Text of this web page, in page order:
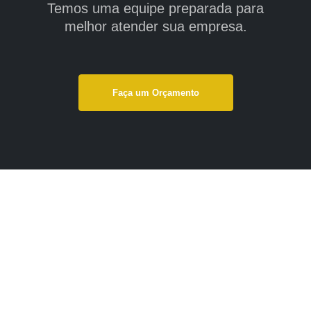
Temos uma equipe preparada para
melhor atender sua empresa.
Faça um Orçamento